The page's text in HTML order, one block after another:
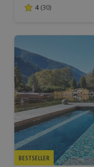
4 von 5 Sternen
4 (30)
BESTSELLER